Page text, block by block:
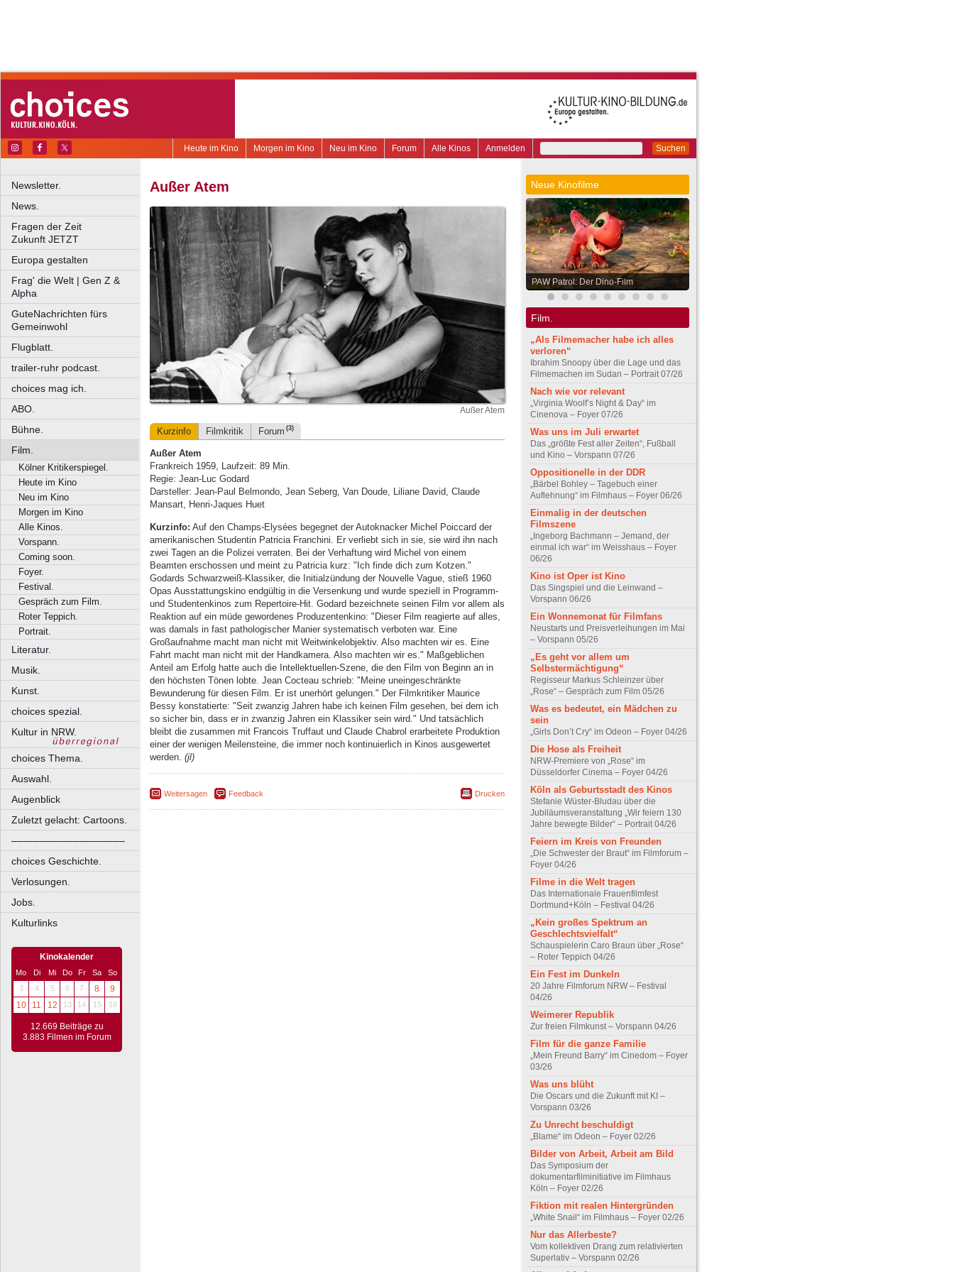
Suchen
Anmelden
Alle Kinos
Forum
Neu im Kino
Morgen im Kino
Heute im Kino
Newsletter.
News.
Fragen der Zeit
Zukunft JETZT
Europa gestalten
Frag' die Welt | Gen Z &
Alpha
GuteNachrichten fürs
Gemeinwohl
Flugblatt.
trailer-ruhr podcast.
choices mag ich.
ABO.
Bühne.
Film.
Kölner Kritikerspiegel.
Heute im Kino
Neu im Kino
Morgen im Kino
Alle Kinos.
Vorspann.
Coming soon.
Foyer.
Festival.
Gespräch zum Film.
Roter Teppich.
Portrait.
Literatur.
Musik.
Kunst.
choices spezial.
Kultur in NRW.
choices Thema.
Auswahl.
Augenblick
Zuletzt gelacht: Cartoons.
––––––––––––––––––––
choices Geschichte.
Verlosungen.
Jobs.
Kulturlinks
Kinokalender
Mo Di Mi Do Fr Sa
So
3
4 5 6 7 8
9
10
11 12 13 14 15 16
12.669 Beiträge zu
3.883 Filmen im Forum
Außer Atem
Außer Atem
Kurzinfo Filmkritik Forum (3)
Außer Atem
Frankreich 1959, Laufzeit: 89 Min.
Regie: Jean-Luc Godard
Darsteller: Jean-Paul Belmondo, Jean Seberg, Van Doude, Liliane David, Claude
Mansart, Henri-Jaques Huet
Kurzinfo: Auf den Champs-Elysées begegnet der Autoknacker Michel Poiccard der
amerikanischen Studentin Patricia Franchini. Er verliebt sich in sie, sie wird ihn nach
zwei Tagen an die Polizei verraten. Bei der Verhaftung wird Michel von einem
Beamten erschossen und meint zu Patricia kurz: "Ich finde dich zum Kotzen."
Godards Schwarzweiß-Klassiker, die Initialzündung der Nouvelle Vague, stieß 1960
Opas Ausstattungskino endgültig in die Versenkung und wurde speziell in Programm-
und Studentenkinos zum Repertoire-Hit. Godard bezeichnete seinen Film vor allem als
Reaktion auf ein müde gewordenes Produzentenkino: "Dieser Film reagierte auf alles,
was damals in fast pathologischer Manier systematisch verboten war. Eine
Großaufnahme macht man nicht mit Weitwinkelobjektiv. Also machten wir es. Eine
Fahrt macht man nicht mit der Handkamera. Also machten wir es." Maßgeblichen
Anteil am Erfolg hatte auch die Intellektuellen-Szene, die den Film von Beginn an in
den höchsten Tönen lobte. Jean Cocteau schrieb: "Meine uneingeschränkte
Bewunderung für diesen Film. Er ist unerhört gelungen." Der Filmkritiker Maurice
Bessy konstatierte: "Seit zwanzig Jahren habe ich keinen Film gesehen, bei dem ich
so sicher bin, dass er in zwanzig Jahren ein Klassiker sein wird." Und tatsächlich
bleibt die zusammen mit Francois Truffaut und Claude Chabrol erarbeitete Produktion
einer der wenigen Meilensteine, die immer noch kontinuierlich in Kinos ausgewertet
werden. (jl)
Weitersagen Feedback Drucken
Neue Kinofilme
PAW Patrol: Der Dino-Film
Film.
„Als Filmemacher habe ich alles
verloren“
Ibrahim Snoopy über die Lage und das
Filmemachen im Sudan – Portrait 07/26
Nach wie vor relevant
„Virginia Woolf’s Night & Day“ im
Cinenova – Foyer 07/26
Was uns im Juli erwartet
Das „größte Fest aller Zeiten“, Fußball
und Kino – Vorspann 07/26
Oppositionelle in der DDR
„Bärbel Bohley – Tagebuch einer
Auflehnung“ im Filmhaus – Foyer 06/26
Einmalig in der deutschen
Filmszene
„Ingeborg Bachmann – Jemand, der
einmal ich war“ im Weisshaus – Foyer
06/26
Kino ist Oper ist Kino
Das Singspiel und die Leinwand –
Vorspann 06/26
Ein Wonnemonat für Filmfans
Neustarts und Preisverleihungen im Mai
– Vorspann 05/26
„Es geht vor allem um
Selbstermächtigung“
Regisseur Markus Schleinzer über
„Rose“ – Gespräch zum Film 05/26
Was es bedeutet, ein Mädchen zu
sein
„Girls Don’t Cry“ im Odeon – Foyer 04/26
Die Hose als Freiheit
NRW-Premiere von „Rose“ im
Düsseldorfer Cinema – Foyer 04/26
Köln als Geburtsstadt des Kinos
Stefanie Wüster-Bludau über die
Jubiläumsveranstaltung „Wir feiern 130
Jahre bewegte Bilder“ – Portrait 04/26
Feiern im Kreis von Freunden
„Die Schwester der Braut“ im Filmforum –
Foyer 04/26
Filme in die Welt tragen
Das Internationale Frauenfilmfest
Dortmund+Köln – Festival 04/26
„Kein großes Spektrum an
Geschlechtsvielfalt“
Schauspielerin Caro Braun über „Rose“
– Roter Teppich 04/26
Ein Fest im Dunkeln
20 Jahre Filmforum NRW – Festival
04/26
Weimerer Republik
Zur freien Filmkunst – Vorspann 04/26
Film für die ganze Familie
„Mein Freund Barry“ im Cinedom – Foyer
03/26
Was uns blüht
Die Oscars und die Zukunft mit KI –
Vorspann 03/26
Zu Unrecht beschuldigt
„Blame“ im Odeon – Foyer 02/26
Bilder von Arbeit, Arbeit am Bild
Das Symposium der
dokumentarfilminitiative im Filmhaus
Köln – Foyer 02/26
Fiktion mit realen Hintergründen
„White Snail“ im Filmhaus – Foyer 02/26
Nur das Allerbeste?
Vom kollektiven Drang zum relativierten
Superlativ – Vorspann 02/26